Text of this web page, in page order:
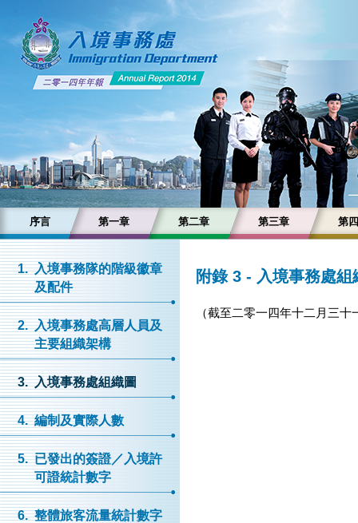
序言 第一章 第二章 第三章 第
1. 入境事務隊的階級徽章
及配件
2. 入境事務處高層人員及
主要組織架構
3. 入境事務處組織圖
4. 編制及實際人數
5. 已發出的簽證／入境許
可證統計數字
6. 整體旅客流量統計數字
附錄 3 - 入境事務處組
（截至二零一四年十二月三十